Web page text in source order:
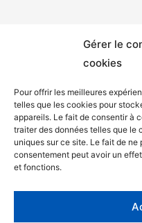
Gérer le
cookies
Pour offrir les meilleures
telles que les cookies pour
appareils. Le fait de consentir à
traiter des données telles que le
uniques sur ce site. Le fait de
consentement peut avoir un
et fonctions.
Mentions légales
Politique de